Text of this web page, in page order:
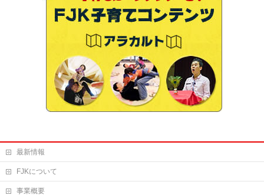
最新情報
FJKについて
事業概要